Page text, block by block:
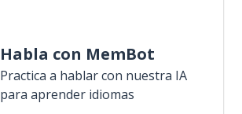
Habla con MemBot
Practica a hablar con nuestra IA
para aprender idiomas